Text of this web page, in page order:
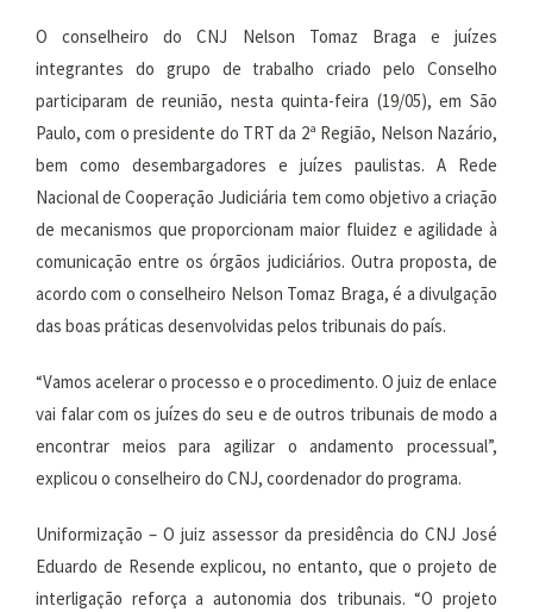
O conselheiro do CNJ Nelson Tomaz Braga e juízes
integrantes do grupo de trabalho criado pelo Conselho
participaram de reunião, nesta quinta-feira (19/05), em São
Paulo, com o presidente do TRT da 2ª Região, Nelson Nazário,
bem como desembargadores e juízes paulistas. A Rede
Nacional de Cooperação Judiciária tem como objetivo a criação
de mecanismos que proporcionam maior fluidez e agilidade à
comunicação entre os órgãos judiciários. Outra proposta, de
acordo com o conselheiro Nelson Tomaz Braga, é a divulgação
das boas práticas desenvolvidas pelos tribunais do país.
“Vamos acelerar o processo e o procedimento. O juiz de enlace
vai falar com os juízes do seu e de outros tribunais de modo a
encontrar meios para agilizar o andamento processual”,
explicou o conselheiro do CNJ, coordenador do programa.
Uniformização – O juiz assessor da presidência do CNJ José
Eduardo de Resende explicou, no entanto, que o projeto de
interligação reforça a autonomia dos tribunais. “O projeto